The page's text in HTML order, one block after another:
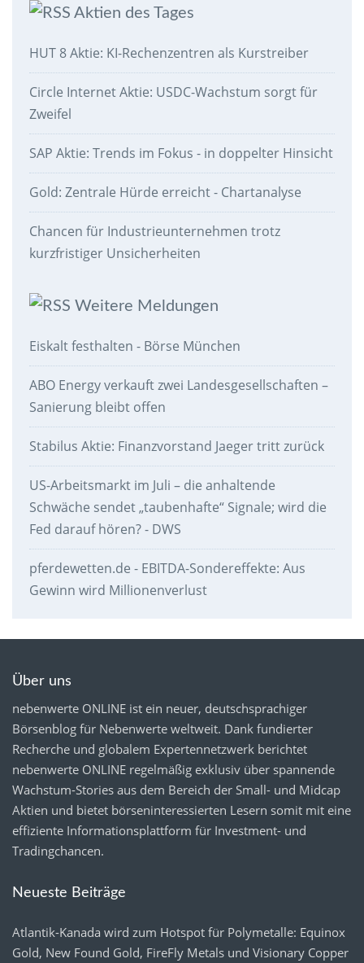
Aktien des Tages
HUT 8 Aktie: KI-Rechenzentren als Kurstreiber
Circle Internet Aktie: USDC-Wachstum sorgt für
Zweifel
SAP Aktie: Trends im Fokus - in doppelter Hinsicht
Gold: Zentrale Hürde erreicht - Chartanalyse
Chancen für Industrieunternehmen trotz
kurzfristiger Unsicherheiten
Weitere Meldungen
Eiskalt festhalten - Börse München
ABO Energy verkauft zwei Landesgesellschaften –
Sanierung bleibt offen
Stabilus Aktie: Finanzvorstand Jaeger tritt zurück
US-Arbeitsmarkt im Juli – die anhaltende
Schwäche sendet „taubenhafte“ Signale; wird die
Fed darauf hören? - DWS
pferdewetten.de - EBITDA-Sondereffekte: Aus
Gewinn wird Millionenverlust
Über uns
nebenwerte ONLINE ist ein neuer, deutschsprachiger
Börsenblog für Nebenwerte weltweit. Dank fundierter
Recherche und globalem Expertennetzwerk berichtet
nebenwerte ONLINE regelmäßig exklusiv über spannende
Wachstum-Stories aus dem Bereich der Small- und Midcap
Aktien und bietet börseninteressierten Lesern somit mit eine
effiziente Informationsplattform für Investment- und
Tradingchancen.
Neueste Beiträge
Atlantik-Kanada wird zum Hotspot für Polymetalle: Equinox
Gold, New Found Gold, FireFly Metals und Visionary Copper